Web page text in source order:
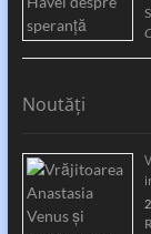
Noutăți